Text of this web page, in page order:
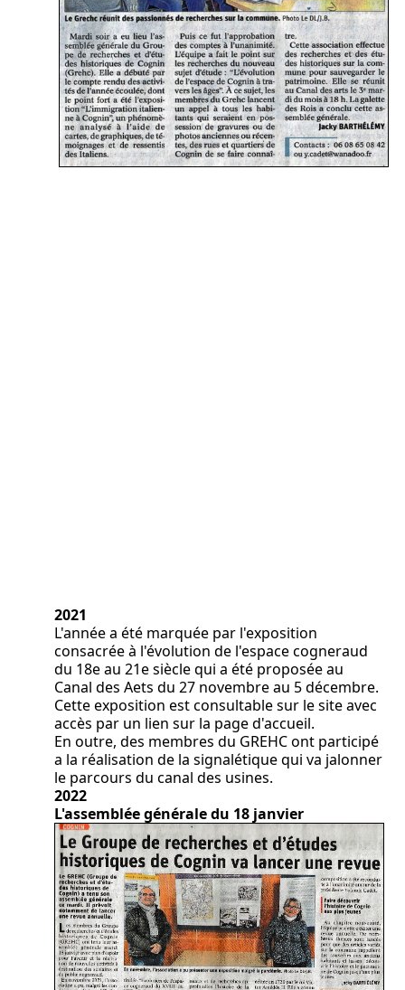
2021
L'année a été marquée par l'exposition
consacrée à l'évolution de l'espace cogneraud
du 18e au 21e siècle qui a été proposée au
Canal des Aets du 27 novembre au 5 décembre.
Cette exposition est consultable sur le site avec
accès par un lien sur la page d'accueil.
En outre, des membres du GREHC ont participé
a la réalisation de la signalétique qui va jalonner
le parcours du canal des usines.
2022
L'assemblée générale du 18 janvier